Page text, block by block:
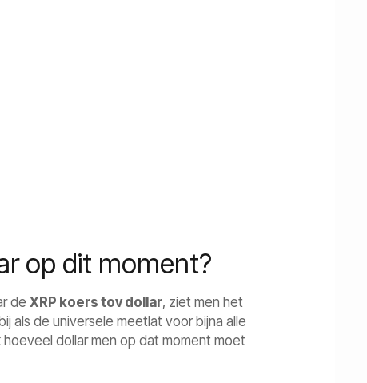
op dit moment?
de XRP koers tov dollar, ziet men het
als de universele meetlat voor bijna alle
dollar men op dat moment moet